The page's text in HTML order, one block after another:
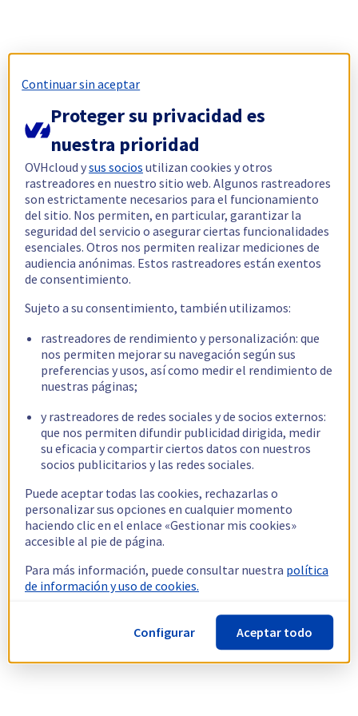
Continuar sin aceptar
Proteger su privacidad es
nuestra prioridad
OVHcloud ysus socios utilizan cookies y otros
rastreadores en nuestro sitio web. Algunos rastreadores
son estrictamente necesarios para el funcionamiento
del sitio. Nos permiten, en particular, garantizar la
seguridad del servicio o asegurar ciertas funcionalidades
esenciales. Otros nos permiten realizar mediciones de
audiencia anónimas. Estos rastreadores están exentos
de consentimiento.
Sujeto a su consentimiento, también utilizamos:
rastreadores de rendimiento y personalización: que
nos permiten mejorar su navegación según sus
preferencias y usos, así como medir el rendimiento de
nuestras páginas;
y rastreadores de redes sociales y de socios externos:
que nos permiten difundir publicidad dirigida, medir
su eficacia y compartir ciertos datos con nuestros
socios publicitarios y las redes sociales.
Puede aceptar todas las cookies, rechazarlas o
personalizar sus opciones en cualquier momento
haciendo clic en el enlace «Gestionar mis cookies»
accesible al pie de página.
Para más información, puede consultar nuestra política
de información y uso de cookies.
Configurar Aceptar todo